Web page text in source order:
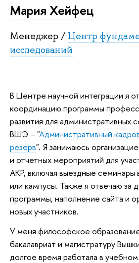
Мария Хейфец
Менеджер / Центр
исследований
В Центре научной интеграции я
координацию программы
развития для административных
ВШЭ – "Административный
резерв". Я занимаюсь
и отчетных мероприятий для
АКР, включая выездные
или кампусы. Также я отвечаю за
программы, наполнение сайта и
новых участников.
У меня философское
бакалавриат и магистратуру
долгое время работала в